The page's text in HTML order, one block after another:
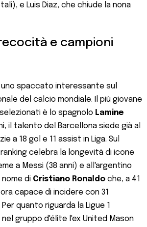
e Luis Diaz, che chiude la nona
e campioni
spaccato interessante sul
del calcio mondiale. Il più giovane
è lo spagnolo Lamine
il talento del Barcellona siede già al
a 18 gol e 11 assist in Liga. Sul
celebra la longevità di icone
a Messi (38 anni) e all'argentino
nome di Cristiano Ronaldo che, a 41
capace di incidere con 31
quanto riguarda la Ligue 1
gruppo d'élite l'ex United Mason